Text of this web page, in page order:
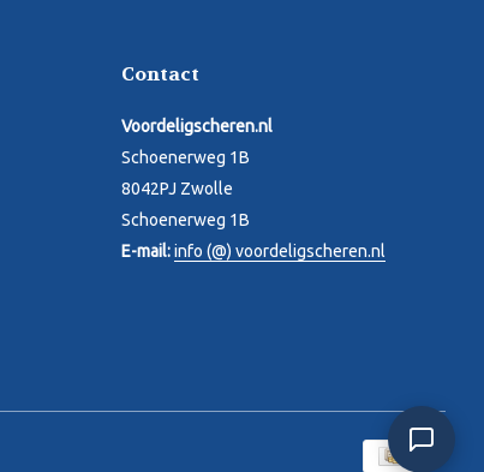
Contact
Voordeligscheren.nl
Schoenerweg 1B
8042PJ Zwolle
Schoenerweg 1B
E-mail:info (@) voordeligscheren.nl